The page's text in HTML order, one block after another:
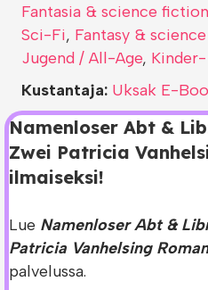
Namenloser Abt &
Zwei Patricia
ilmaiseksi!
Lue Namenloser Abt &
Patricia Vanhelsing
palvelussa.
Fantasia & science fiction
Sci-Fi, Fantasy &
Jugend / All-Age,
Kustantaja: Uksak E-